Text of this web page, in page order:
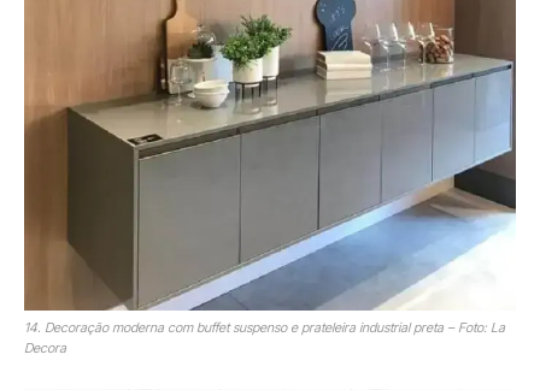
14. Decoração moderna com buffet suspenso e prateleira industrial preta – Foto: La
Decora